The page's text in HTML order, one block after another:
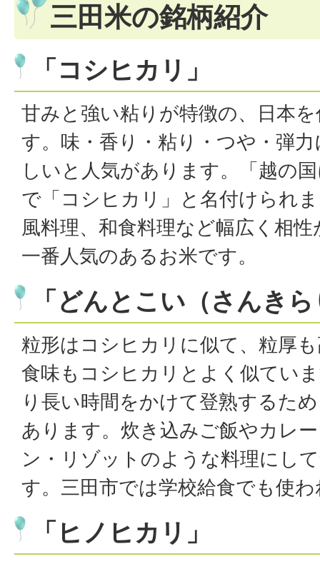
三田米の銘柄紹介
「コシヒカリ」
甘みと強い粘りが特徴の、日本
す。味・香り・粘り・つや・弾
しいと人気があります。「越の
で「コシヒカリ」と名付けられ
風料理、和食料理など幅広く相
一番人気のあるお米です。
「どんとこい（さんき
粒形はコシヒカリに似て、粒厚
食味もコシヒカリとよく似てい
り長い時間をかけて登熟するた
あります。炊き込みご飯やカレ
ン・リゾットのような料理にし
す。三田市では学校給食でも使
「ヒノヒカリ」